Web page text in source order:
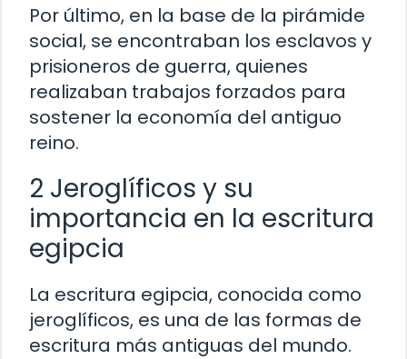
Por último, en la base de la pirámide
social, se encontraban los esclavos y
prisioneros de guerra, quienes
realizaban trabajos forzados para
sostener la economía del antiguo
reino.
2 Jeroglíficos y su
importancia en la escritura
egipcia
La escritura egipcia, conocida como
jeroglíficos, es una de las formas de
escritura más antiguas del mundo.